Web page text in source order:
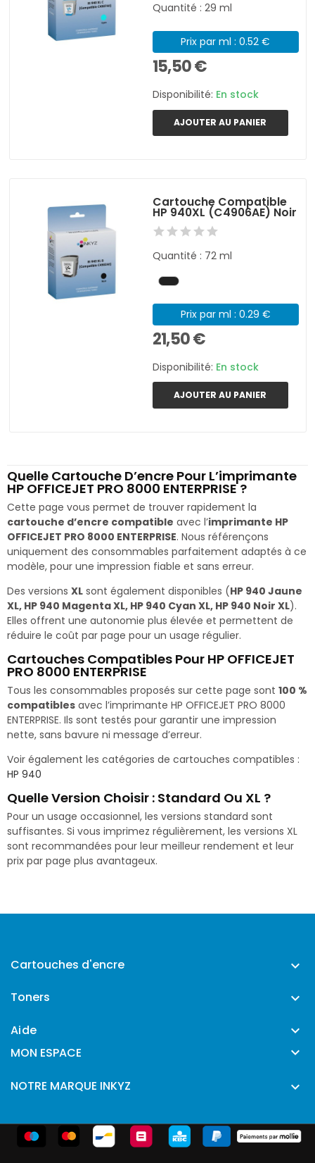
Quantité : 29 ml
Prix par ml : 0.52 €
15,50 €
Disponibilité: En stock
AJOUTER AU PANIER
Cartouche Compatible
HP 940XL (C4906AE) Noir
Quantité : 72 ml
Prix par ml : 0.29 €
21,50 €
Disponibilité: En stock
AJOUTER AU PANIER
Quelle Cartouche D’encre Pour L’imprimante
HP OFFICEJET PRO 8000 ENTERPRISE ?
Cette page vous permet de trouver rapidement la
cartouche d’encre compatible avec l’imprimante HP
OFFICEJET PRO 8000 ENTERPRISE. Nous référençons
uniquement des consommables parfaitement adaptés à ce
modèle, pour une impression fiable et sans erreur.
Des versions XL sont également disponibles (HP 940 Jaune
XL, HP 940 Magenta XL, HP 940 Cyan XL, HP 940 Noir XL).
Elles offrent une autonomie plus élevée et permettent de
réduire le coût par page pour un usage régulier.
Cartouches Compatibles Pour HP OFFICEJET
PRO 8000 ENTERPRISE
Tous les consommables proposés sur cette page sont 100 %
compatibles avec l’imprimante HP OFFICEJET PRO 8000
ENTERPRISE. Ils sont testés pour garantir une impression
nette, sans bavure ni message d’erreur.
Voir également les catégories de cartouches compatibles :
HP 940
Quelle Version Choisir : Standard Ou XL ?
Pour un usage occasionnel, les versions standard sont
suffisantes. Si vous imprimez régulièrement, les versions XL
sont recommandées pour leur meilleur rendement et leur
prix par page plus avantageux.
Cartouches d'encre 
Toners 
Aide 
MON ESPACE 
NOTRE MARQUE INKYZ 